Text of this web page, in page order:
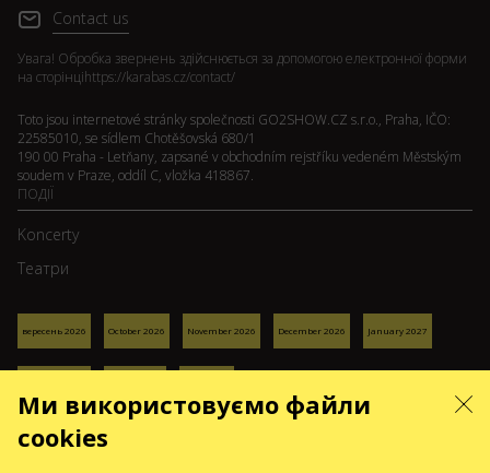
Ми використовуємо файли
cookies
Contact us
Увага! Обробка звернень здійснюється за допомогою електронної форми
на сторінціhttps://karabas.cz/contact/
Toto jsou internetové stránky společnosti GO2SHOW.CZ s.r.o., Praha, IČO:
22585010, se sídlem Chotěšovská 680/1
190 00 Praha - Letňany, zapsané v obchodním rejstříku vedeném Městským
soudem v Praze, oddíl C, vložka 418867.
ПОДІЇ
Koncerty
Театри
вересень 2026 October 2026 November 2026 December 2026 January 2027
СЕРВІСИ
Доставка та оплата